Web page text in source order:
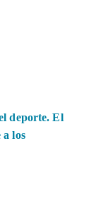
deporte. El
a los